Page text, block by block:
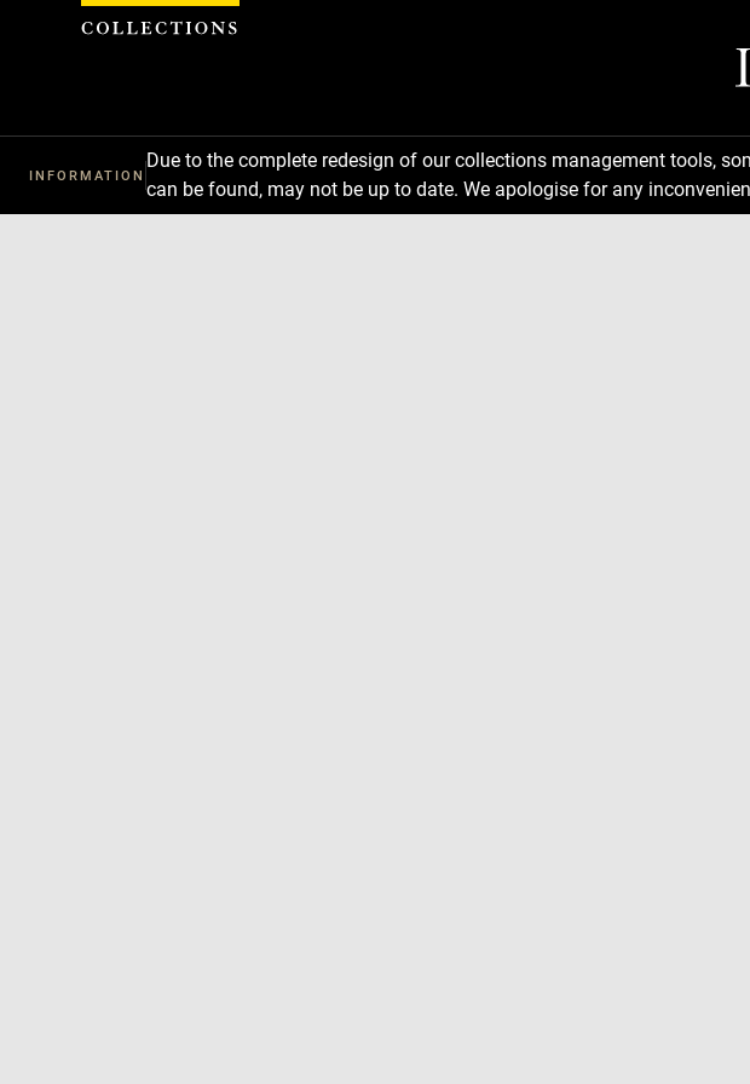
INFORMATION
Due to the complete redesign of our collections management tools,
can be found, may not be up to date. We apologise for any
Cookies management panel